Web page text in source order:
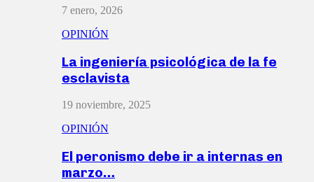
7 enero, 2026
OPINIÓN
La ingeniería psicológica de la fe
esclavista
19 noviembre, 2025
OPINIÓN
El peronismo debe ir a internas en
marzo…